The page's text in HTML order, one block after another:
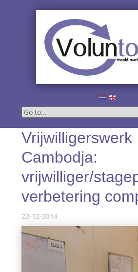
Vrijwilligerswerk
Cambodja:
vrijwilliger/
verbetering
22-12-2014